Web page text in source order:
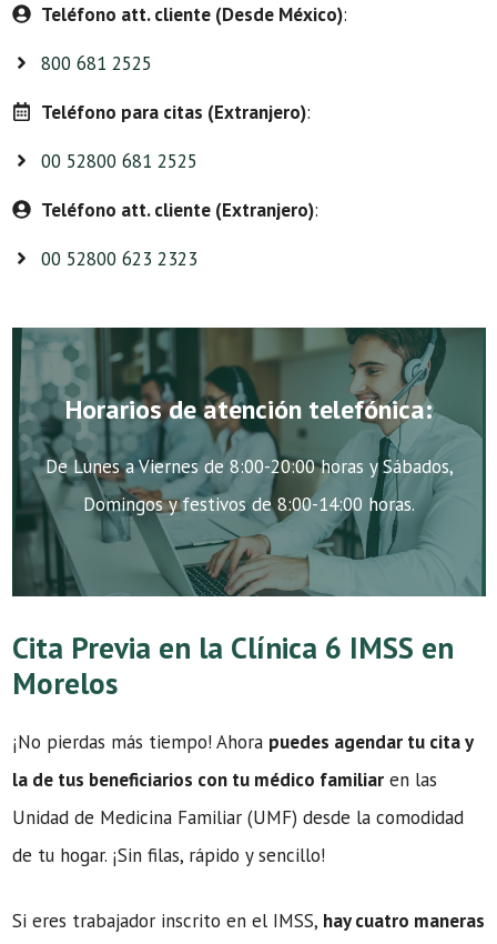
Teléfono att. cliente (Desde México):
800 681 2525
Teléfono para citas (Extranjero):
00 52800 681 2525
Teléfono att. cliente (Extranjero):
00 52800 623 2323
Horarios de atención telefónica:
De Lunes a Viernes de 8:00-20:00 horas y Sábados,
Domingos y festivos de 8:00-14:00 horas.
Cita Previa en la Clínica 6 IMSS en
Morelos
¡No pierdas más tiempo! Ahora puedes agendar tu cita y
la de tus beneficiarios con tu médico familiar en las
Unidad de Medicina Familiar (UMF) desde la comodidad
de tu hogar. ¡Sin filas, rápido y sencillo!
Si eres trabajador inscrito en el IMSS, hay cuatro maneras